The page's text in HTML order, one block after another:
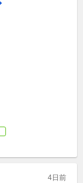
4日前